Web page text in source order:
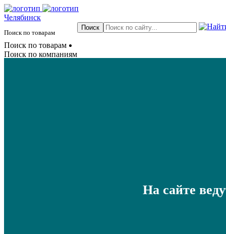
Челябинск
Поиск по товарам
Поиск по товарам
Поиск по компаниям
На сайте